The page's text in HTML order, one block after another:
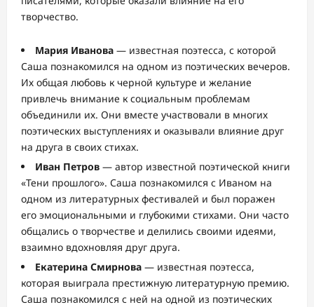
творчество.
Мария Иванова — известная поэтесса, с которой
Саша познакомился на одном из поэтических вечеров.
Их общая любовь к черной культуре и желание
привлечь внимание к социальным проблемам
объединили их. Они вместе участвовали в многих
поэтических выступлениях и оказывали влияние друг
на друга в своих стихах.
Иван Петров — автор известной поэтической книги
«Тени прошлого». Саша познакомился с Иваном на
одном из литературных фестивалей и был поражен
его эмоциональными и глубокими стихами. Они часто
общались о творчестве и делились своими идеями,
взаимно вдохновляя друг друга.
Екатерина Смирнова — известная поэтесса,
которая выиграла престижную литературную премию.
Саша познакомился с ней на одной из поэтических